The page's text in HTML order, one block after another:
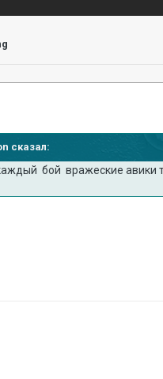
сказал:
бой вражеские авики